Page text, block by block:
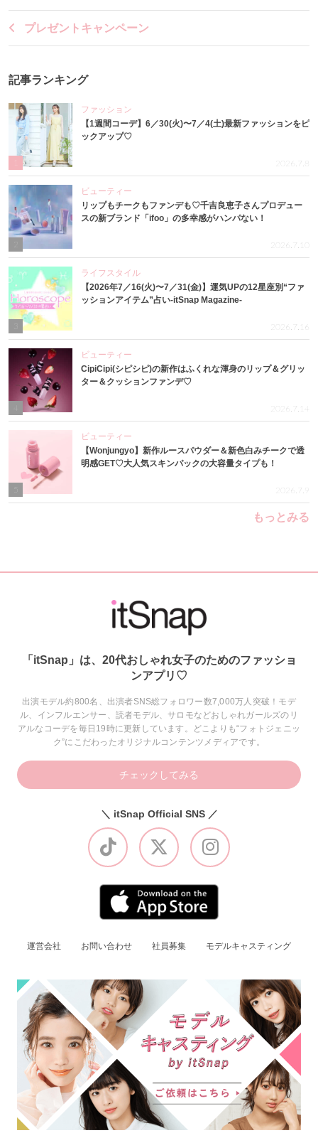
プレゼントキャンペーン
記事ランキング
ファッション
【1週間コーデ】6／30(火)〜7／4(土)最新ファッションをピ
ックアップ♡
2026.7.8
ビューティー
リップもチークもファンデも♡千吉良恵子さんプロデュー
スの新ブランド「ifoo」の多幸感がハンパない！
2026.7.10
3
ライフスタイル
【2026年7／16(火)〜7／31(金)】運気UPの12星座別“ファ
ッションアイテム”占い-itSnap Magazine-
2026.7.16
4
ビューティー
CipiCipi(シピシピ)の新作はふくれな渾身のリップ＆グリッ
ター＆クッションファンデ♡
2026.7.14
ビューティー
【Wonjungyo】新作ルースパウダー＆新色白みチークで透
明感GET♡大人気スキンパックの大容量タイプも！
2026.7.9
もっとみる
「itSnap」は、20代おしゃれ女子のためのファッショ
ンアプリ♡
出演モデル約800名、出演者SNS総フォロワー数7,000万人突破！モデ
ル、インフルエンサー、読者モデル、サロモなどおしゃれガールズのリ
アルなコーデを毎日19時に更新しています。どこよりも“フォトジェニッ
ク”にこだわったオリジナルコンテンツメディアです。
チェックしてみる
＼ itSnap Official SNS ／
運営会社 お問い合わせ 社員募集 モデルキャスティング